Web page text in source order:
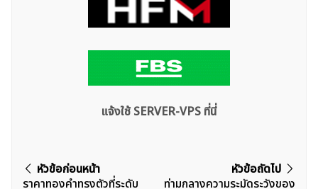
แจ้งใช้ SERVER-VPS ที่นี่
แนะแนว
หัวข้อก่อนหน้า
ราคาทองคำทรงตัวที่ระดับ
หัวข้อถัดไป
ท่ามกลางความระมัดระวังของ